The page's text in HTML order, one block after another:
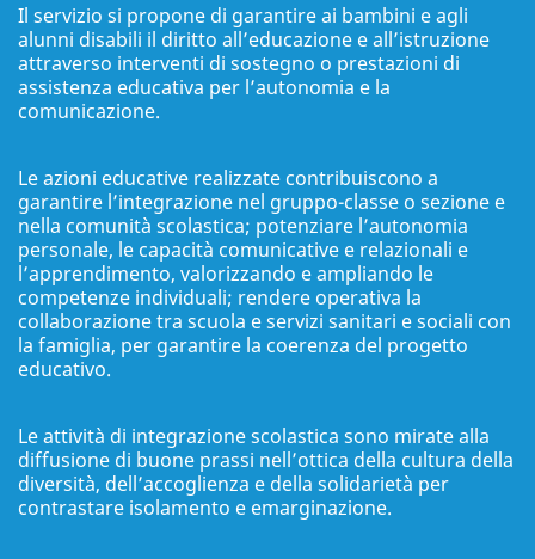
Il servizio si propone di garantire ai bambini e agli
alunni disabili il diritto all’educazione e all’istruzione
attraverso interventi di sostegno o prestazioni di
assistenza educativa per l’autonomia e la
comunicazione.
Le azioni educative realizzate contribuiscono a
garantire l’integrazione nel gruppo-classe o sezione e
nella comunità scolastica; potenziare l’autonomia
personale, le capacità comunicative e relazionali e
l’apprendimento, valorizzando e ampliando le
competenze individuali; rendere operativa la
collaborazione tra scuola e servizi sanitari e sociali con
la famiglia, per garantire la coerenza del progetto
educativo.
Le attività di integrazione scolastica sono mirate alla
diffusione di buone prassi nell’ottica della cultura della
diversità, dell’accoglienza e della solidarietà per
contrastare isolamento e emarginazione.